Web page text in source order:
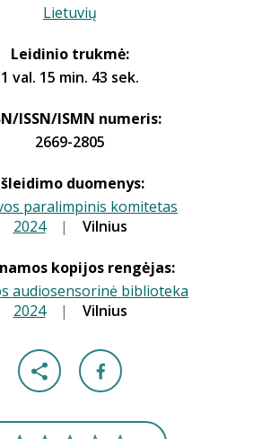
Lietuvių
Leidinio trukmė:
1 val. 15 min. 43 sek.
ISSN/ISMN numeris:
2669-2805
duomenys:
paralimpinis komitetas
2024 | Vilnius
kopijos rengėjas:
audiosensorinė biblioteka
2024 | Vilnius